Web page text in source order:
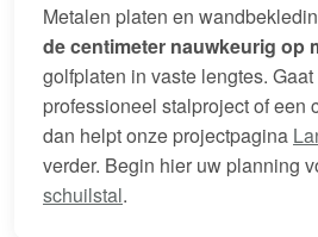
Metalen platen en
de centimeter nauwkeurig op
golfplaten in vaste lengtes.
professioneel stalproject of een
dan helpt onze projectpagina
verder. Begin hier uw planning
schuilstal.